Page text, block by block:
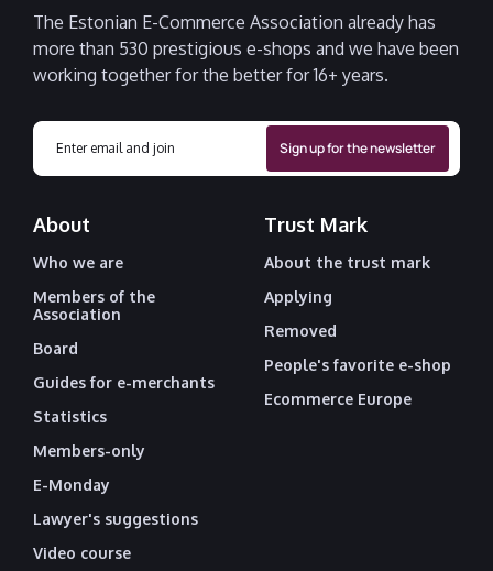
The Estonian E-Commerce Association already has
more than 530 prestigious e-shops and we have been
working together for the better for 16+ years.
About
Who we are
Members of the
Association
Board
Guides for e-merchants
Statistics
Members-only
E-Monday
Lawyer's suggestions
Video course
Trust Mark
About the trust mark
Applying
Removed
People's favorite e-shop
Ecommerce Europe